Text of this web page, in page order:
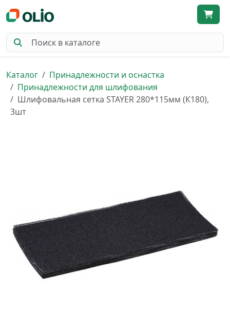
Каталог
Принадлежности и оснастка
Принадлежности для шлифования
Шлифовальная сетка STAYER 280*115мм (К180),
3шт